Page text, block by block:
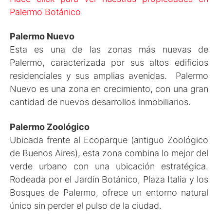
Palermo Botánico
Palermo Nuevo
Esta es una de las zonas más nuevas de
Palermo, caracterizada por sus altos edificios
residenciales y sus amplias avenidas. Palermo
Nuevo es una zona en crecimiento, con una gran
cantidad de nuevos desarrollos inmobiliarios.
Palermo Zoológico
Ubicada frente al Ecoparque (antiguo Zoológico
de Buenos Aires), esta zona combina lo mejor del
verde urbano con una ubicación estratégica.
Rodeada por el Jardín Botánico, Plaza Italia y los
Bosques de Palermo, ofrece un entorno natural
único sin perder el pulso de la ciudad.